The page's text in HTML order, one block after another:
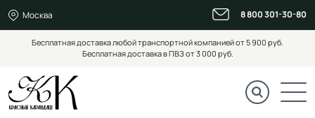
Москва 8 800 301-30-80
Бесплатная доставка любой транспортной компанией от 5 900 руб.
Бесплатная доставка в ПВЗ от 3 000 руб.